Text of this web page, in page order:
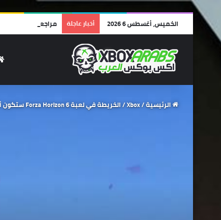
الخميس, أغسطس 6 2026 أخبار عاجلة مراجعة Lego Batman: Legacy of the Dark Knight | أفضل ألعاب الليجو… وأجمل رسالة حب لشخصية باتمان!
الرئيسية/
Xbox
/الخريطة في لعبة Forza Horizon 6 ستكون أكبر وأكثر كثافة من الجزء الخامس.